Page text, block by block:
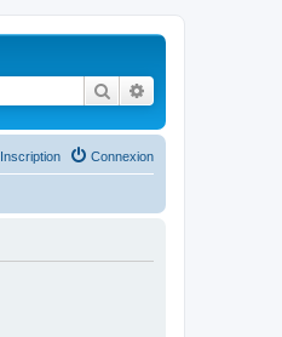
Rechercher
Connexion
Inscription